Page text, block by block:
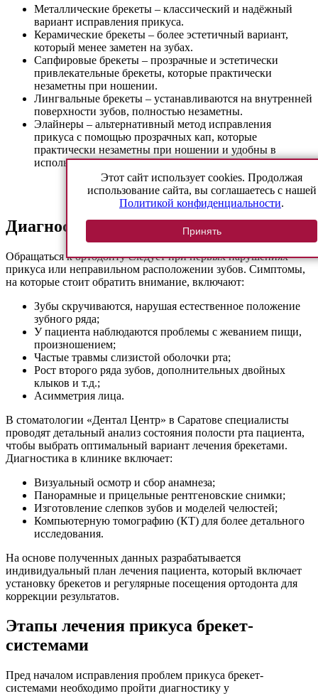
Металлические брекеты – классический и надёжный
вариант исправления прикуса.
Керамические брекеты – более эстетичный вариант,
который менее заметен на зубах.
Сапфировые брекеты – прозрачные и эстетически
привлекательные брекеты, которые практически
незаметны при ношении.
Лингвальные брекеты – устанавливаются на внутренней
поверхности зубов, полностью незаметны.
Элайнеры – альтернативный метод исправления
прикуса с помощью прозрачных кап, которые
практически незаметны при ношении и удобны в
использовании.
Диагностика и лечение
Обращаться к ортодонту следует при первых нарушениях
прикуса или неправильном расположении зубов. Симптомы,
на которые стоит обратить внимание, включают:
Зубы скручиваются, нарушая естественное положение
зубного ряда;
У пациента наблюдаются проблемы с жеванием пищи,
произношением;
Частые травмы слизистой оболочки рта;
Рост второго ряда зубов, дополнительных двойных
клыков и т.д.;
Асимметрия лица.
В стоматологии «Дентал Центр» в Саратове специалисты
проводят детальный анализ состояния полости рта пациента,
чтобы выбрать оптимальный вариант лечения брекетами.
Диагностика в клинике включает:
Визуальный осмотр и сбор анамнеза;
Панорамные и прицельные рентгеновские снимки;
Изготовление слепков зубов и моделей челюстей;
Компьютерную томографию (КТ) для более детального
исследования.
На основе полученных данных разрабатывается
индивидуальный план лечения пациента, который включает
установку брекетов и регулярные посещения ортодонта для
коррекции результатов.
Этапы лечения прикуса брекет-
системами
Пред началом исправления проблем прикуса брекет-
системами необходимо пройти диагностику у
Этот сайт использует cookies. Продолжая
использование сайта, вы соглашаетесь с нашей
Политикой конфиденциальности.
Принять